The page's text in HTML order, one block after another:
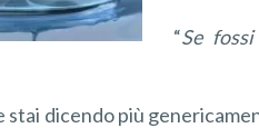
“Se
stai dicendo più